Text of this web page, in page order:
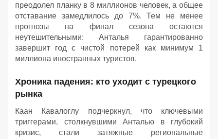
преодолел планку в 8 миллионов человек, а общее
отставание замедлилось до 7%. Тем не менее
прогнозы на финал сезона остаются
неутешительными: Анталья гарантированно
завершит год с чистой потерей как минимум 1
миллиона иностранных туристов.
Хроника падения: кто уходит с турецкого
рынка
Каан Кавалоглу подчеркнул, что ключевыми
триггерами, столкнувшими Анталью в глубокий
кризис, стали затяжные региональные